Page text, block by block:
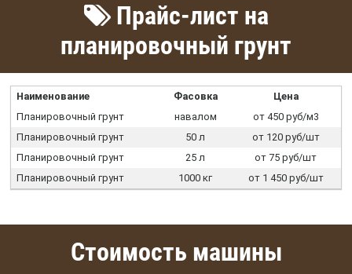
Прайс-лист на
планировочный грунт
Наименование Фасовка
Цена
Планировочный грунт
навалом
от 450 руб/м3
Планировочный грунт
50 л
от 120 руб/шт
Планировочный грунт
25 л
от 75 руб/шт
Планировочный грунт
1000 кг от 1 450 руб/шт
Стоимость машины